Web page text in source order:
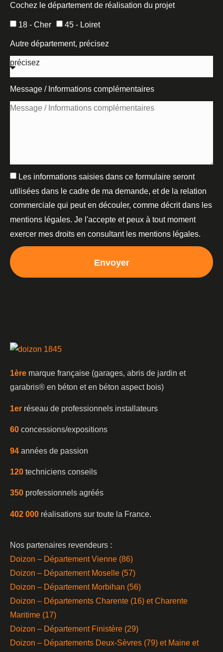
Cochez le département de réalisation du projet
18 - Cher 45 - Loiret
Autre département, précisez
Message / Informations complémentaires
Les informations saisies dans ce formulaire seront
utilisées dans le cadre de ma demande, et de la relation
commerciale qui peut en découler, comme décrit dans les
mentions légales. Je l'accepte et peux à tout moment
exercer mes droits en consultant les mentions légales.
Envoyer
1ère marque française (garages, abris de jardin et
garabris®️ en béton et en béton aspect bois)
1er réseau de professionnels installateurs
60 concessions/expositions
94 années de passion
120 techniciens conseils
350 professionnels agréés
402 000 réalisations sur toute la France.
Nos partenaires revendeurs :
Doizon – Département Vienne (86)
Doizon – Département Moselle (57)
Doizon – Département Morbihan (56)
Doizon – Départements Charente (16) et Charente
Maritime (17)
Doizon – Département Finistère (29)
Doizon – Départements Deux-Sèvres (79) et Maine et